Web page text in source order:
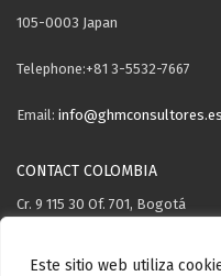
Este sitio web utiliza
105-0003 Japan
Telephone:+81 3-5532-7667
Email: info@ghmconsultores.es
CONTACT COLOMBIA
Cr. 9 115 30 Of. 701, Bogotá